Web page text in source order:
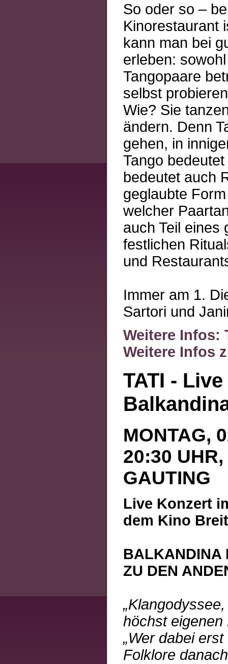
So oder so –
Kinorestaurant
kann man bei
erleben:
Tangopaare
selbst
Wie? Sie
ändern. Denn
gehen, in
Tango
bedeutet auch
geglaubte
welcher
auch Teil eines
festlichen
und
Immer am 1.
Sartori und
Weitere Infos:
Weitere Infos
TATI -
MONTAG,
20:30 UHR,
GAUTING
Live Konzert
dem Kino
BALKANDINA
ZU DEN
höchst eigenen
„Wer dabei
Folklore